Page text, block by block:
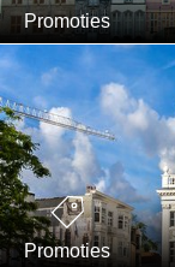
Promoties
Promoties